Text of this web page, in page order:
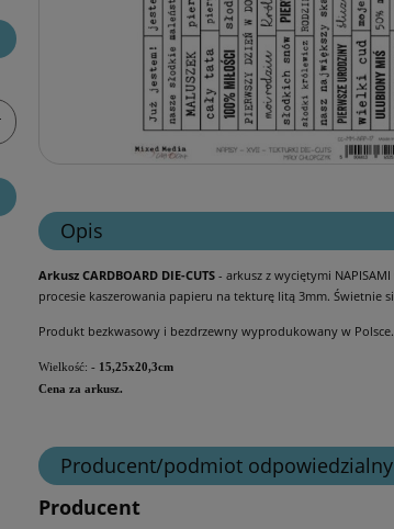
Opis
Arkusz CARDBOARD DIE-CUTS - arkusz z wyciętymi
procesie kaszerowania papieru na tekturę litą 3mm. Świetnie
Produkt bezkwasowy i bezdrzewny wyprodukowany w Polsce.
Wielkość: - 15,25x20,3cm
Cena za arkusz.
Producent/podmiot odpowiedzialny
Producent